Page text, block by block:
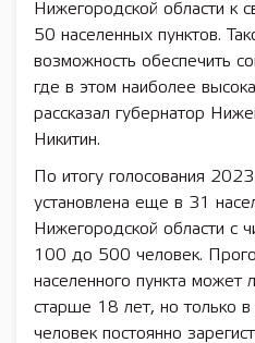
Нижегородской области к
50 населенных пунктов.
возможность обеспечить
где в этом наиболее
рассказал губернатор
Никитин.
По итогу голосования
установлена еще в 31
Нижегородской области с
100 до 500 человек.
населенного пункта
старше 18 лет, но только в
человек постоянно